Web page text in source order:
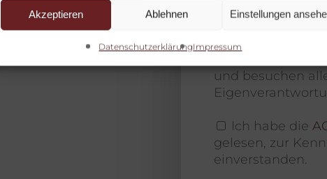
Akzeptieren Ablehnen Einstellungen
DatenschutzerklärungImpressum
Da die Kurse in
angeboten
Kursstunden
werden. Die
und besuchen
Ich habe die
gelesen, zur
einverstanden.